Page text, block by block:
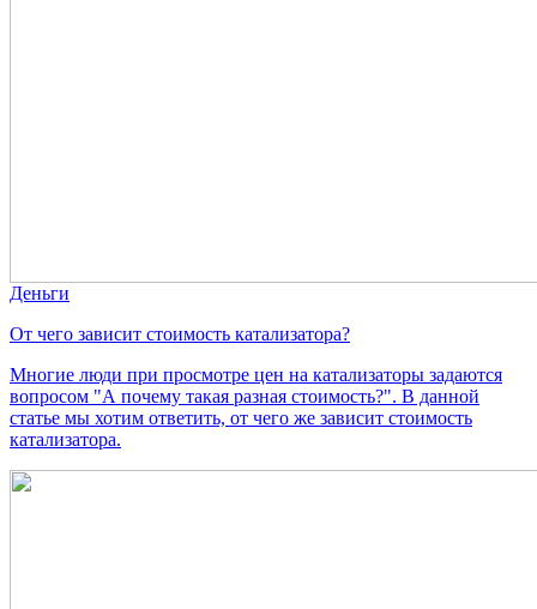
Деньги
От чего зависит стоимость катализатора?
Многие люди при просмотре цен на катализаторы задаются
вопросом "А почему такая разная стоимость?". В данной
статье мы хотим ответить, от чего же зависит стоимость
катализатора.